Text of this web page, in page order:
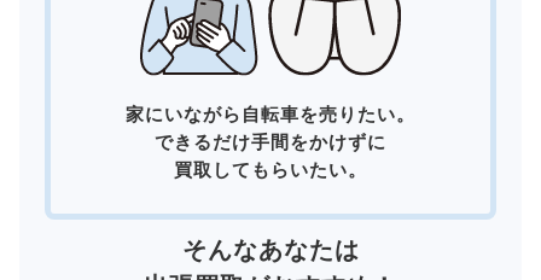
家にいながら自転車を売りたい。
できるだけ手間をかけずに
買取してもらいたい。
そんなあなたは